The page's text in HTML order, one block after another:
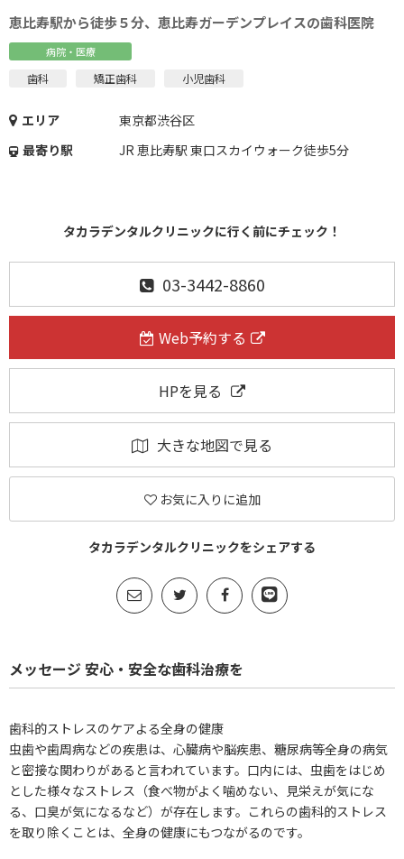
恵比寿駅から徒歩５分、恵比寿ガーデンプレイスの歯科医院
病院・医療
歯科 矯正歯科 小児歯科
エリア
東京都渋谷区
最寄り駅
JR 恵比寿駅 東口スカイウォーク徒歩5分
タカラデンタルクリニックに行く前にチェック！
03-3442-8860
Web予約する
HPを見る
大きな地図で見る
お気に入りに追加
タカラデンタルクリニックをシェアする
メッセージ 安心・安全な歯科治療を
歯科的ストレスのケアよる全身の健康
虫歯や歯周病などの疾患は、心臓病や脳疾患、糖尿病等全身の病気
と密接な関わりがあると言われています。口内には、虫歯をはじめ
とした様々なストレス（食べ物がよく噛めない、見栄えが気にな
る、口臭が気になるなど）が存在します。これらの歯科的ストレス
を取り除くことは、全身の健康にもつながるのです。